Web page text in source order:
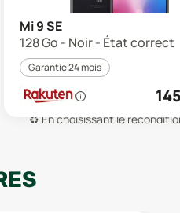
Mi 9 SE
128 Go - Noir - État correct
Garantie 24 mois
♻️ En choisissant le